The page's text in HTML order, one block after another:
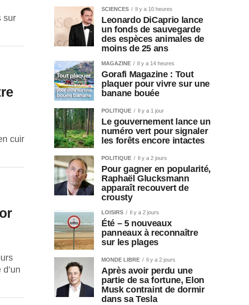
sur
cuir
SCIENCES Il y a 10 heures
Leonardo DiCaprio lance
un fonds de sauvegarde
des espèces animales de
moins de 25 ans
MAGAZINE Il y a 14 heures
Gorafi Magazine : Tout
plaquer pour vivre sur une
banane bouée
POLITIQUE Il y a 1 jour
Le gouvernement lance un
numéro vert pour signaler
les forêts encore intactes
POLITIQUE Il y a 2 jours
Pour gagner en popularité,
Raphaël Glucksmann
apparaît recouvert de
crousty
LOISIRS Il y a 2 jours
Été – 5 nouveaux
panneaux à reconnaître
sur les plages
MONDE LIBRE Il y a 2 jours
Après avoir perdu une
partie de sa fortune, Elon
Musk contraint de dormir
dans sa Tesla